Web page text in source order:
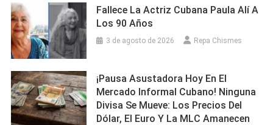
Fallece La Actriz Cubana Paula Alí A
Los 90 Años
3 de agosto de 2026 Repa Chismes
¡Pausa Asustadora Hoy En El
Mercado Informal Cubano! Ninguna
Divisa Se Mueve: Los Precios Del
Dólar, El Euro Y La MLC Amanecen